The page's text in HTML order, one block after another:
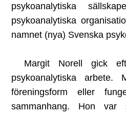
psykoanalytiska
psykoanalytiska
namnet (nya) Svenska
Margit Norell gick
psykoanalytiska
föreningsform eller
sammanhang. Hon var